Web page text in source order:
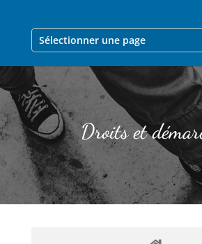
Sélectionner une page
Droits et